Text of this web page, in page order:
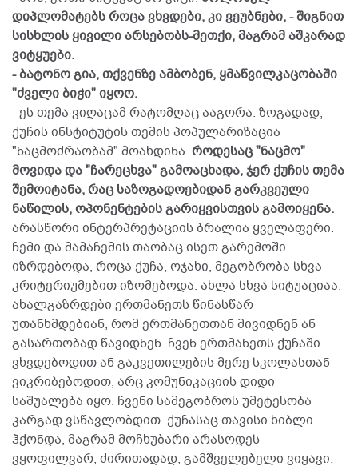
დიპლომატებს როცა ვხვდები, კი ვეუბნები, - შიგნით
სისხლის ყივილი არსებობს-მეთქი, მაგრამ აშკარად
ვიტყუები.
- ბატონო გია, თქვენზე ამბობენ, ყმაწვილკაცობაში
"ძველი ბიჭი" იყოო.
- ეს თემა ვიღაცამ რატომღაც ააგორა. ზოგადად,
ქუჩის ინსტიტუტის თემის პოპულარიზაცია
"ნაცმოძრაობამ" მოახდინა. როდესაც "ნაცმო"
მოვიდა და "ჩარეცხვა" გამოაცხადა, ჯერ ქუჩის თემა
შემოიტანა, რაც საზოგადოებიდან გარკვეული
ნაწილის, ოპონენტების გარიყვისთვის გამოიყენა.
არასწორი ინტერპრეტაციის ბრალია ყველაფერი.
ჩემი და მამაჩემის თაობაც ისეთ გარემოში
იზრდებოდა, როცა ქუჩა, ოჯახი, მეგობრობა სხვა
კრიტერიუმებით იზომებოდა. ახლა სხვა სიტუაციაა.
ახალგაზრდები ერთმანეთს წინასწარ
უთანხმდებიან, რომ ერთმანეთთან მივიდნენ ან
გასართობად წავიდნენ. ჩვენ ერთმანეთს ქუჩაში
ვხვდებოდით ან გაკვეთილების მერე სკოლასთან
ვიკრიბებოდით, არც კომუნიკაციის დიდი
საშუალება იყო. ჩვენი სამეგობროს უმეტესობა
კარგად ვსწავლობდით. ქუჩასაც თავისი ხიბლი
ჰქონდა, მაგრამ მოჩხუბარი არასოდეს
ვყოფილვარ, ძირითადად, გამშველებელი ვიყავი.